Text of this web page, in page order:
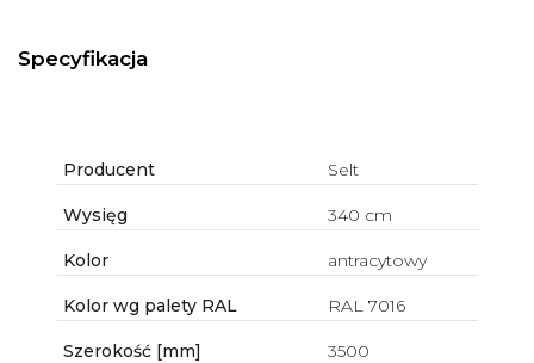
Specyfikacja
Producent Selt
Wysięg 340 cm
Kolor antracytowy
Kolor wg palety RAL RAL 7016
Szerokość [mm] 3500